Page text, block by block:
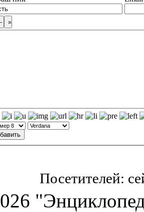
Посетителей: